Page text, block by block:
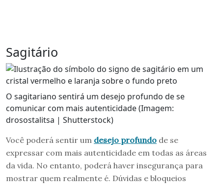
Sagitário
O sagitariano sentirá um desejo profundo de se
comunicar com mais autenticidade (Imagem:
drosostalitsa | Shutterstock)
Você poderá sentir um desejo profundo de se
expressar com mais autenticidade em todas as áreas
da vida. No entanto, poderá haver insegurança para
mostrar quem realmente é. Dúvidas e bloqueios